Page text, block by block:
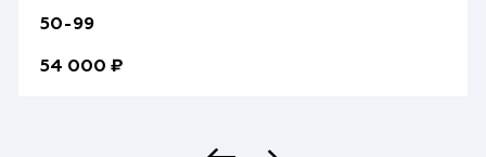
50-99
54 000 ₽